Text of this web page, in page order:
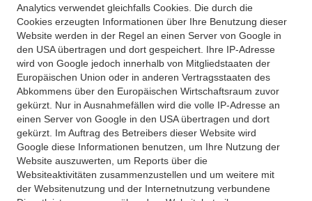
Analytics verwendet gleichfalls Cookies. Die durch die
Cookies erzeugten Informationen über Ihre Benutzung dieser
Website werden in der Regel an einen Server von Google in
den USA übertragen und dort gespeichert. Ihre IP-Adresse
wird von Google jedoch innerhalb von Mitgliedstaaten der
Europäischen Union oder in anderen Vertragsstaaten des
Abkommens über den Europäischen Wirtschaftsraum zuvor
gekürzt. Nur in Ausnahmefällen wird die volle IP-Adresse an
einen Server von Google in den USA übertragen und dort
gekürzt. Im Auftrag des Betreibers dieser Website wird
Google diese Informationen benutzen, um Ihre Nutzung der
Website auszuwerten, um Reports über die
Websiteaktivitäten zusammenzustellen und um weitere mit
der Websitenutzung und der Internetnutzung verbundene